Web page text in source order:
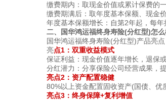
缴费期内​​：取现金价值或累计保费的
缴费期满后​​：取年度基本保额、现金
年度基本保额增长​​：自第2年起，每年
二、国华鸿运福终身寿险(分红型)怎
国华鸿运福终身寿险(分红型)产品亮点
​​亮点1：双重收益模式​​
保证利益​​：现金价值逐年增长，退保
分红潜力​​：分享保险公司经营成果，
​​亮点2：资产配置稳健​​
80%以上资金配置固收资产(国债、优
​​​​亮点3：终身保障+复利增值​​